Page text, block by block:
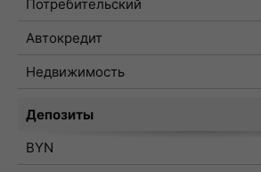
Потребительский
Автокредит
Недвижимость
Депозиты
BYN